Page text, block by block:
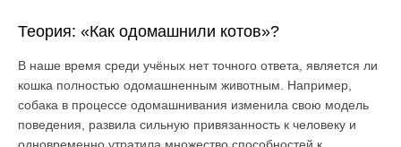
Теория: «Как одомашнили котов»?
В наше время среди учёных нет точного ответа, является ли
кошка полностью одомашненным животным. Например,
собака в процессе одомашнивания изменила свою модель
поведения, развила сильную привязанность к человеку и